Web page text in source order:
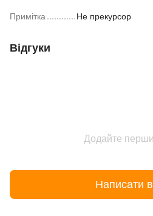
Примітка Не прекурсор
Відгуки
Додайте
Написати